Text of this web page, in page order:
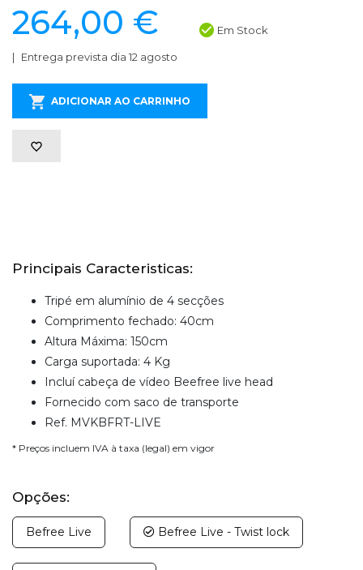
264,00 € Em Stock
Entrega prevista dia 12 agosto
ADICIONAR AO CARRINHO
Principais Caracteristicas:
Tripé em alumínio de 4 secções
Comprimento fechado: 40cm
Altura Máxima: 150cm
Carga suportada: 4 Kg
Incluí cabeça de vídeo Beefree live head
Fornecido com saco de transporte
Ref. MVKBFRT-LIVE
* Preços incluem IVA à taxa (legal) em vigor
Opções:
Befree Live Befree Live - Twist lock